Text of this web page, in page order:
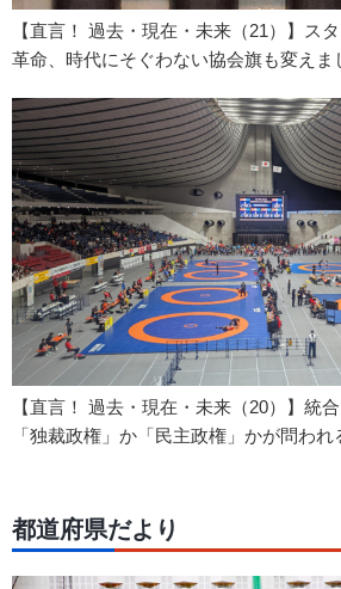
【直言！ 過去・現在・未来（21）】ス
革命、時代にそぐわない協会旗も変えま
【直言！ 過去・現在・未来（20）】統
「独裁政権」か「民主政権」かが問わ
都道府県だより